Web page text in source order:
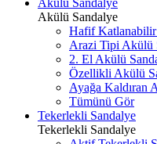
Akülü Sandalye
Akülü Sandalye
Hafif
Arazi Tipi Akülü
2. El Akülü
Özellikli Akülü
Ayağa Kaldıran
Tümünü Gör
Tekerlekli Sandalye
Tekerlekli Sandalye